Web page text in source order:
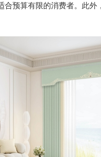
预算有限的消费者。此